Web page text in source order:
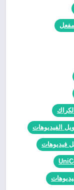
الفيديوهات
فيديوهات